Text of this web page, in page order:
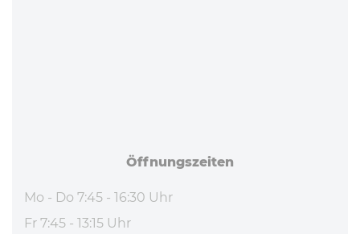
Öff­nungs­zei­ten
Mo - Do 7:45 - 16:30 Uhr
Fr 7:45 - 13:15 Uhr